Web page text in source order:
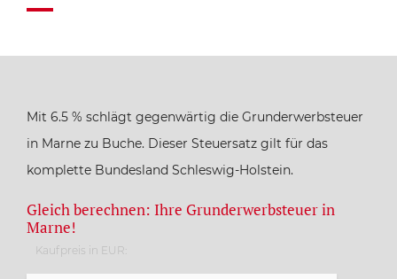
Mit 6.5 % schlägt gegenwärtig die Grunderwerbsteuer
in Marne zu Buche. Dieser Steuersatz gilt für das
komplette Bundesland Schleswig-Holstein.
Gleich berechnen: Ihre Grunderwerbsteuer in
Marne!
Kaufpreis in EUR: